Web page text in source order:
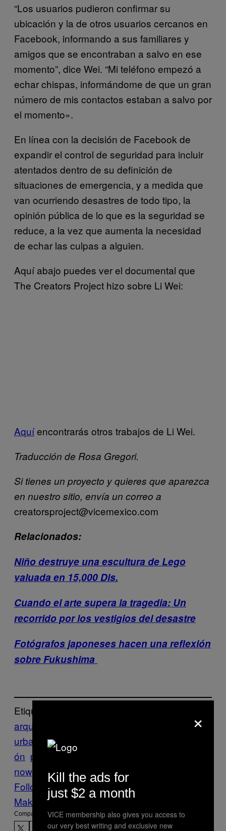
“Los usuarios pudieron confirmar su
ubicación y la de otros usuarios cercanos en
Facebook, informando a sus familiares y
amigos que se encontraban a salvo en ese
momento”, dice Wei. “Mi teléfono empezó a
echar chispas, informándome de que un gran
número de mis contactos estaban a salvo por
el momento».
En línea con la decisión de Facebook de
expandir el control de seguridad para incluir
atentados dentro de su definición de
situaciones de emergencia, y a medida que
van ocurriendo desastres de todo tipo, la
opinión pública de lo que es la seguridad se
reduce, a la vez que aumenta la necesidad
de echar las culpas a alguien.
Aquí abajo puedes ver el documental que
The Creators Project hizo sobre Li Wei:
Aquíencontrarás otros trabajos de Li Wei.
Traducción de Rosa Gregori.
Si tienes un proyecto y quieres que aparezca
en nuestro sitio, envía un correo a
creatorsproject@vicemexico.com
Relacionados:
Niño destruye una escultura de Lego
valuada en 15,000 Dls.
Cuando el arte supera la tragedia: Un
recorrido por los vestigios del desastre
Fotógrafos japoneses hacen una reflexión
sobre Fukushima
Etiquetado:
arquetipos
urbano
Creators
ón prejuicios
now
terrorismo
terrorista
Follow Us On Discover
Make Us Preferred In Top Stories
Compartir:
×
Kill the ads for
just $2 a month
VICE membership also gives you access to
our very best writing and exclusive new